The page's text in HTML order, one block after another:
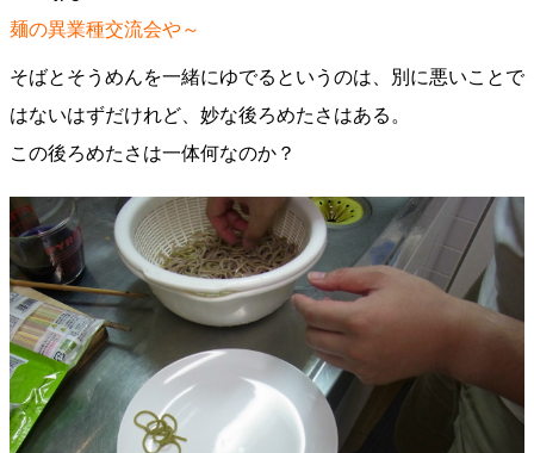
麺の異業種交流会や～
そばとそうめんを一緒にゆでるというのは、別に悪いことで
はないはずだけれど、妙な後ろめたさはある。
この後ろめたさは一体何なのか？